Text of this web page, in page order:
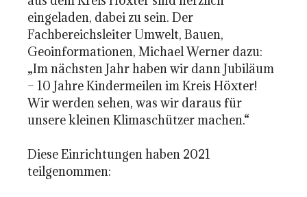
eingeladen, dabei zu sein. Der
Fachbereichsleiter Umwelt, Bauen,
Geoinformationen, Michael Werner dazu:
„Im nächsten Jahr haben wir dann Jubiläum
– 10 Jahre Kindermeilen im Kreis Höxter!
Wir werden sehen, was wir daraus für
unsere kleinen Klimaschützer machen.“
Diese Einrichtungen haben 2021
teilgenommen: